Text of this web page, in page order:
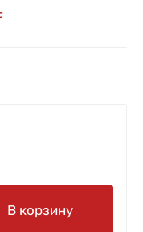
В корзину